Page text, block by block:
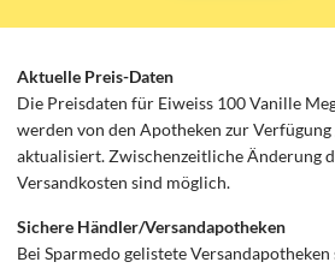
Aktuelle Preis-Daten
Die Preisdaten für Eiweiss 100 Vanille
werden von den Apotheken zur
aktualisiert. Zwischenzeitliche Änderung
Versandkosten sind möglich.
Sichere Händler/Versandapotheken
Bei Sparmedo gelistete